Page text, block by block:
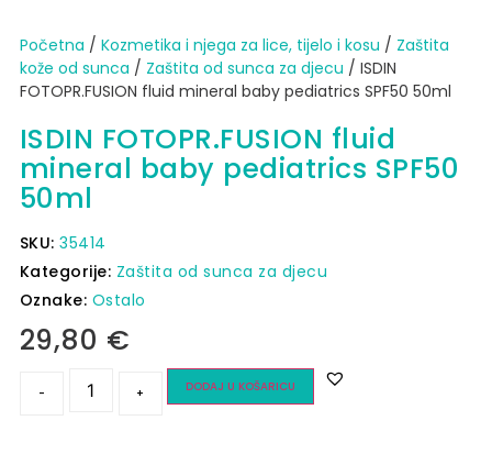
Početna / Kozmetika i njega za lice, tijelo i kosu / Zaštita
kože od sunca​ / Zaštita od sunca za djecu / ISDIN
FOTOPR.FUSION fluid mineral baby pediatrics SPF50 50ml
ISDIN FOTOPR.FUSION fluid
mineral baby pediatrics SPF50
50ml
SKU:35414
Kategorije: Zaštita od sunca za djecu
Oznake: Ostalo
29,80 €
- + DODAJ U KOŠARICU